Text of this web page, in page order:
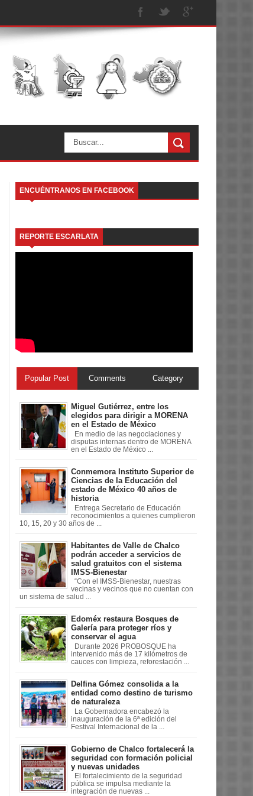
ENCUÉNTRANOS EN FACEBOOK
REPORTE ESCARLATA
Popular Post Comments Category
Miguel Gutiérrez, entre los
elegidos para dirigir a MORENA
en el Estado de México
En medio de las negociaciones y
disputas internas dentro de MORENA
en el Estado de México ...
Conmemora Instituto Superior de
Ciencias de la Educación del
estado de México 40 años de
historia
Entrega Secretario de Educación
reconocimientos a quienes cumplieron
10, 15, 20 y 30 años de ...
Habitantes de Valle de Chalco
podrán acceder a servicios de
salud gratuitos con el sistema
IMSS-Bienestar
“Con el IMSS-Bienestar, nuestras
vecinas y vecinos que no cuentan con
un sistema de salud ...
Edoméx restaura Bosques de
Galería para proteger ríos y
conservar el agua
Durante 2026 PROBOSQUE ha
intervenido más de 17 kilómetros de
cauces con limpieza, reforestación ...
Delfina Gómez consolida a la
entidad como destino de turismo
de naturaleza
La Gobernadora encabezó la
inauguración de la 6ª edición del
Festival Internacional de la ...
Gobierno de Chalco fortalecerá la
seguridad con formación policial
y nuevas unidades
El fortalecimiento de la seguridad
pública se impulsa mediante la
integración de nuevas ...